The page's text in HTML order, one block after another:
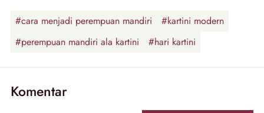
#cara menjadi perempuan mandiri
#kartini modern
#perempuan mandiri ala kartini
#hari kartini
Komentar